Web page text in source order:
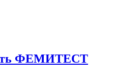
ФЕМИТЕСТ